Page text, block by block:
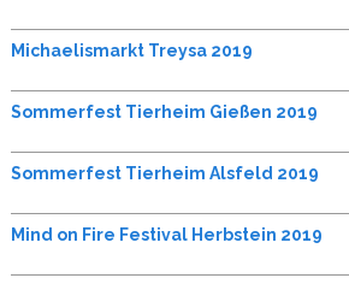
Michaelismarkt Treysa 2019
Sommerfest Tierheim Gießen 2019
Sommerfest Tierheim Alsfeld 2019
Mind on Fire Festival Herbstein 2019